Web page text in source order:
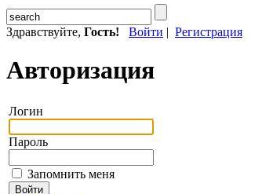
Здравствуйте, Гость! Войти | Регистрация
Авторизация
Логин
Пароль
Запомнить меня